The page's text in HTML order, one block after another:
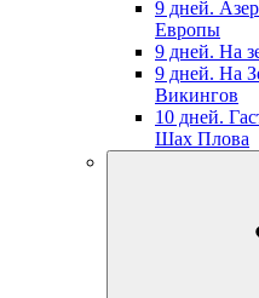
9 дней.
Европы
9 дней. На
9 дней. На
Викингов
10 дней.
Шах Плова